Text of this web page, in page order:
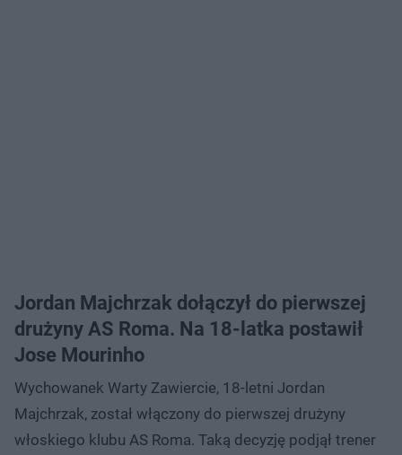
Jordan Majchrzak dołączył do pierwszej
drużyny AS Roma. Na 18-latka postawił
Jose Mourinho
Wychowanek Warty Zawiercie, 18-letni Jordan
Majchrzak, został włączony do pierwszej drużyny
włoskiego klubu AS Roma. Taką decyzję podjął trener